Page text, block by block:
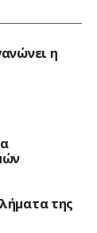
η
της